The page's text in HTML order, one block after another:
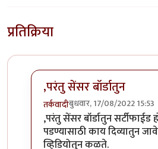
प्रतिक्रिया
,परंतु सेंसर बॉर्डातुन
तर्कवादीबुधवार, 17/08/2022 15:53
In reply toमिपावरच्या किती
,परंतु सेंसर बॉर्डातुन सर्टीफाईड
पडण्यासाठी काय दिव्यातुन
व्हिडियोतुन कळते.